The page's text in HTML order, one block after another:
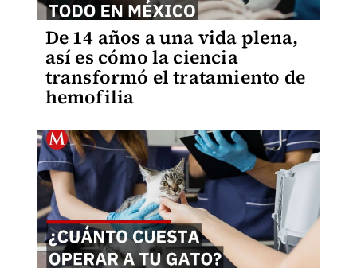
De 14 años a una vida plena,
así es cómo la ciencia
transformó el tratamiento de
hemofilia